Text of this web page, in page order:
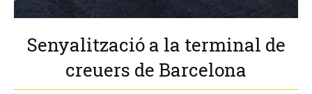
Senyalització a la terminal de
creuers de Barcelona